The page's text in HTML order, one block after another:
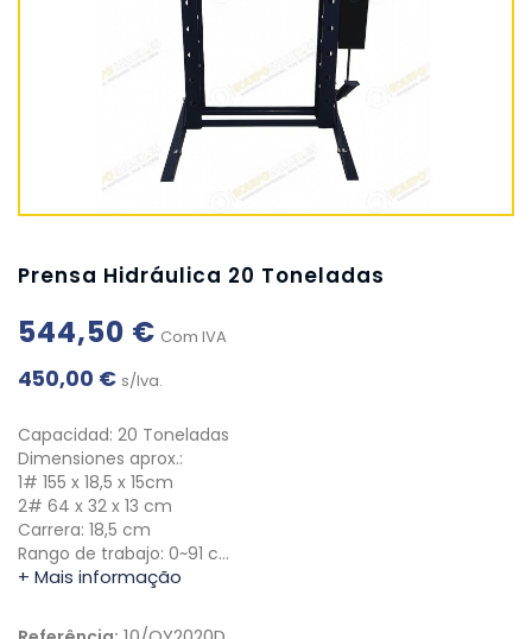
Prensa Hidráulica 20 Toneladas
544,50 € Com IVA
450,00 € s/Iva.
Capacidad: 20 Toneladas
Dimensiones aprox.:
1# 155 x 18,5 x 15cm
2# 64 x 32 x 13 cm
Carrera: 18,5 cm
Rango de trabajo: 0~91 c…
+ Mais informação